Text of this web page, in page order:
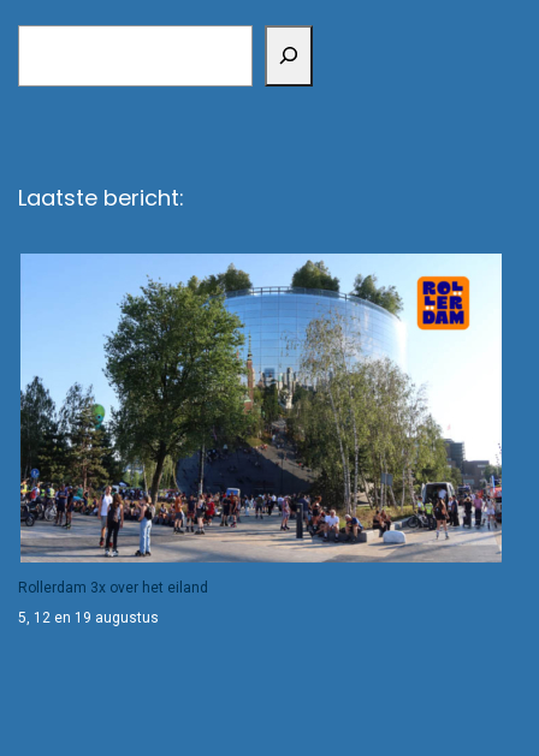
Laatste bericht:
Rollerdam 3x over het eiland
5, 12 en 19 augustus